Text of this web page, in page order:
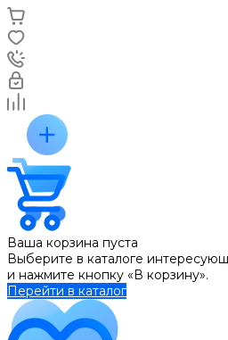
Ваша корзина пуста
Выберите в каталоге
и нажмите кнопку «В корзину».
Перейти в каталог